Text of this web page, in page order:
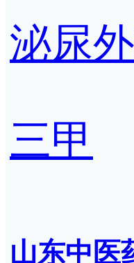
泌尿
三甲
山东中医